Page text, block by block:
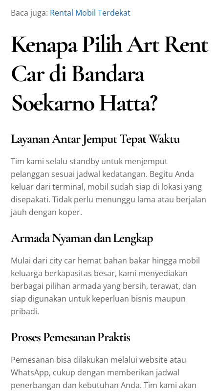
Baca juga: Rental Mobil Terdekat
Kenapa Pilih Art Rent
Car di Bandara
Soekarno Hatta?
Layanan Antar Jemput Tepat Waktu
Tim kami selalu standby untuk menjemput
pelanggan sesuai jadwal kedatangan. Begitu Anda
keluar dari terminal, mobil sudah siap di lokasi yang
disepakati. Tidak perlu menunggu lama atau berjalan
jauh dengan koper.
Armada Nyaman dan Lengkap
Mulai dari city car hemat bahan bakar hingga mobil
keluarga berkapasitas besar, kami menyediakan
berbagai pilihan armada yang bersih, terawat, dan
siap digunakan untuk keperluan bisnis maupun
pribadi.
Proses Pemesanan Praktis
Pemesanan bisa dilakukan melalui website atau
WhatsApp, cukup dengan memberikan jadwal
penerbangan dan kebutuhan Anda. Tim kami akan